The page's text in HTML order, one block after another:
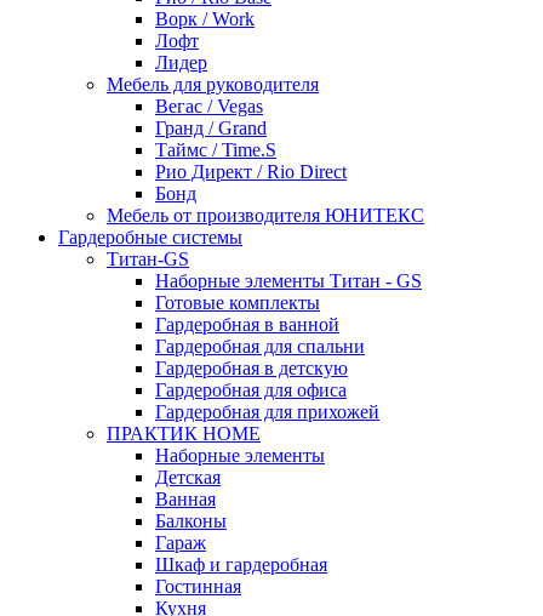
Ворк / Work
Лофт
Лидер
Мебель для руководителя
Вегас / Vegas
Гранд / Grand
Таймс / Time.S
Рио Директ / Rio Direct
Бонд
Мебель от производителя ЮНИТЕКС
Гардеробные системы
Титан-GS
Наборные элементы Титан - GS
Готовые комплекты
Гардеробная в ванной
Гардеробная для спальни
Гардеробная в детскую
Гардеробная для офиса
Гардеробная для прихожей
ПРАКТИК HOME
Наборные элементы
Детская
Ванная
Балконы
Гараж
Шкаф и гардеробная
Гостинная
Кухня